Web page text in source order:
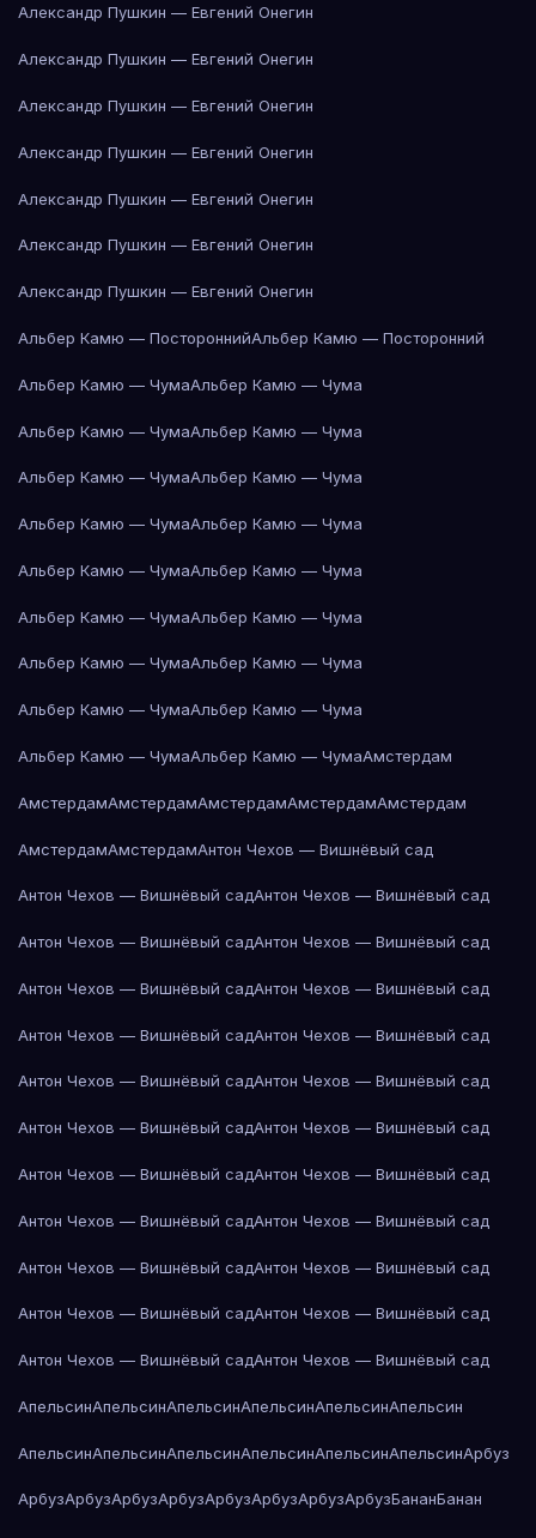
Александр Пушкин — Евгений Онегин
Александр Пушкин — Евгений Онегин
Александр Пушкин — Евгений Онегин
Александр Пушкин — Евгений Онегин
Александр Пушкин — Евгений Онегин
Александр Пушкин — Евгений Онегин
Александр Пушкин — Евгений Онегин
Альбер Камю — ПостороннийАльбер Камю — Посторонний
Альбер Камю — ЧумаАльбер Камю — Чума
Альбер Камю — ЧумаАльбер Камю — Чума
Альбер Камю — ЧумаАльбер Камю — Чума
Альбер Камю — ЧумаАльбер Камю — Чума
Альбер Камю — ЧумаАльбер Камю — Чума
Альбер Камю — ЧумаАльбер Камю — Чума
Альбер Камю — ЧумаАльбер Камю — Чума
Альбер Камю — ЧумаАльбер Камю — Чума
Альбер Камю — ЧумаАльбер Камю — ЧумаАмстердам
АмстердамАмстердамАмстердамАмстердамАмстердам
АмстердамАмстердамАнтон Чехов — Вишнёвый сад
Антон Чехов — Вишнёвый садАнтон Чехов — Вишнёвый сад
Антон Чехов — Вишнёвый садАнтон Чехов — Вишнёвый сад
Антон Чехов — Вишнёвый садАнтон Чехов — Вишнёвый сад
Антон Чехов — Вишнёвый садАнтон Чехов — Вишнёвый сад
Антон Чехов — Вишнёвый садАнтон Чехов — Вишнёвый сад
Антон Чехов — Вишнёвый садАнтон Чехов — Вишнёвый сад
Антон Чехов — Вишнёвый садАнтон Чехов — Вишнёвый сад
Антон Чехов — Вишнёвый садАнтон Чехов — Вишнёвый сад
Антон Чехов — Вишнёвый садАнтон Чехов — Вишнёвый сад
Антон Чехов — Вишнёвый садАнтон Чехов — Вишнёвый сад
Антон Чехов — Вишнёвый садАнтон Чехов — Вишнёвый сад
АпельсинАпельсинАпельсинАпельсинАпельсинАпельсин
АпельсинАпельсинАпельсинАпельсинАпельсинАпельсинАрбуз
АрбузАрбузАрбузАрбузАрбузАрбузАрбузАрбузБананБанан